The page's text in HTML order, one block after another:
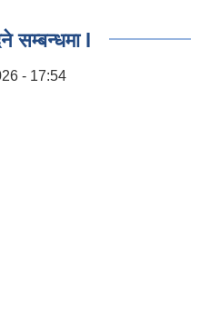
सम्बन्धमा l
- 17:54